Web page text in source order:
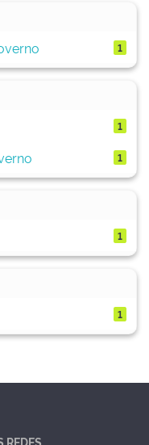
1
1
1
1
1
REDES